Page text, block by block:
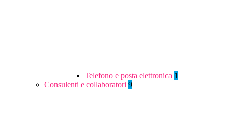
Telefono e posta elettronica 1
Consulenti e collaboratori 9